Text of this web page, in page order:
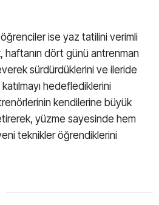
ise yaz tatilini verimli
dört günü antrenman
sürdürdüklerini ve ileride
katılmayı hedeflediklerini
kendilerine büyük
yüzme sayesinde hem
teknikler öğrendiklerini